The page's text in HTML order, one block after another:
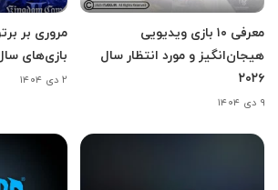
معرفی ۱۰ بازی ویدیویی
هیجان‌انگیز و مورد انتظار سال
۲۰۲۶
۹ دی ۱۴۰۴
مروری بر
بازی‌های سال
۲ دی ۱۴۰۴